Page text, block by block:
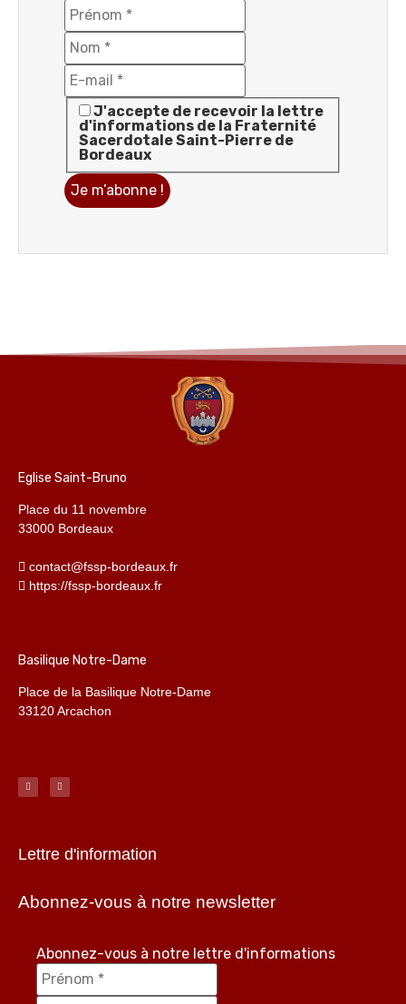
J'accepte de recevoir la lettre
d'informations de la Fraternité
Sacerdotale Saint-Pierre de
Bordeaux
Eglise Saint-Bruno
Place du 11 novembre
33000 Bordeaux
contact@fssp-bordeaux.fr
https://fssp-bordeaux.fr
Basilique Notre-Dame
Place de la Basilique Notre-Dame
33120 Arcachon
Lettre d'information
Abonnez-vous à notre newsletter
Abonnez-vous à notre lettre d'informations